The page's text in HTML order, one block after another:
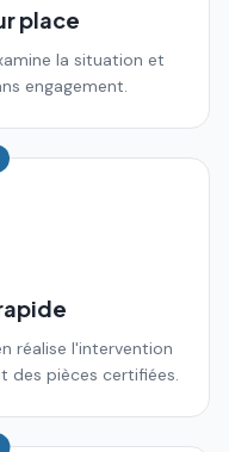
place
la situation et
engagement.
réalise l'intervention
des pièces certifiées.